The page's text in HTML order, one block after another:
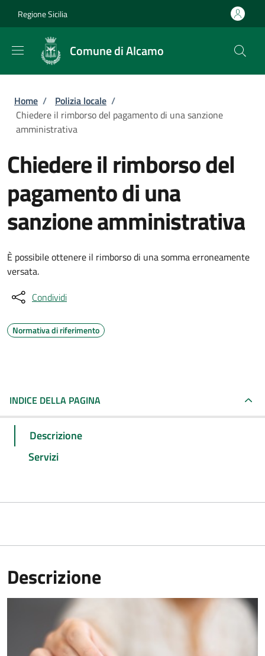
Regione Sicilia
Comune di Alcamo
Briciole di pane
Home / Polizia locale /
Chiedere il rimborso del pagamento di una sanzione
amministrativa
Chiedere il rimborso del
pagamento di una
sanzione amministrativa
È possibile ottenere il rimborso di una somma erroneamente
versata.
Condividi
Normativa di riferimento
INDICE DELLA PAGINA
Descrizione
Servizi
Descrizione